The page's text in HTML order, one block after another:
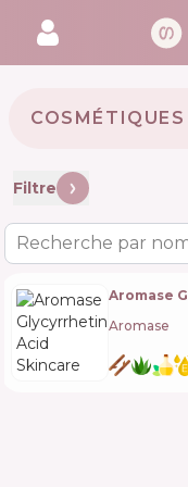
COSMÉTIQUES
Filtre
Recherche par
Aromase
Aromase